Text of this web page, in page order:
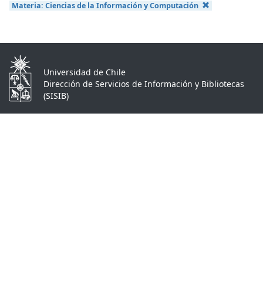
Materia: Ciencias de la Información y Computación
Universidad de Chile
Dirección de Servicios de Información y Bibliotecas
(SISIB)